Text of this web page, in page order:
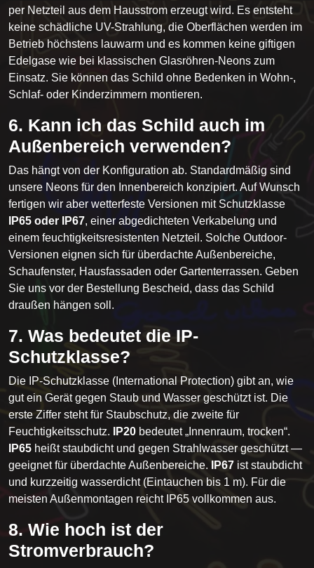
per Netzteil aus dem Hausstrom erzeugt wird. Es entsteht
keine schädliche UV-Strahlung, die Oberflächen werden im
Betrieb höchstens lauwarm und es kommen keine giftigen
Edelgase wie bei klassischen Glasröhren-Neons zum
Einsatz. Sie können das Schild ohne Bedenken in Wohn-,
Schlaf- oder Kinderzimmern montieren.
6. Kann ich das Schild auch im
Außenbereich verwenden?
Das hängt von der Konfiguration ab. Standardmäßig sind
unsere Neons für den Innenbereich konzipiert. Auf Wunsch
fertigen wir aber wetterfeste Versionen mit Schutzklasse
IP65 oder IP67, einer abgedichteten Verkabelung und
einem feuchtigkeitsresistenten Netzteil. Solche Outdoor-
Versionen eignen sich für überdachte Außenbereiche,
Schaufenster, Hausfassaden oder Gartenterrassen. Geben
Sie uns vor der Bestellung Bescheid, dass das Schild
draußen hängen soll.
7. Was bedeutet die IP-
Schutzklasse?
Die IP-Schutzklasse (International Protection) gibt an, wie
gut ein Gerät gegen Staub und Wasser geschützt ist. Die
erste Ziffer steht für Staubschutz, die zweite für
Feuchtigkeitsschutz.
IP20 bedeutet „Innenraum, trocken“.
IP65 heißt staubdicht und gegen Strahlwasser geschützt —
geeignet für überdachte Außenbereiche.
IP67 ist staubdicht
und kurzzeitig wasserdicht (Eintauchen bis 1 m). Für die
meisten Außenmontagen reicht IP65 vollkommen aus.
8. Wie hoch ist der
Stromverbrauch?